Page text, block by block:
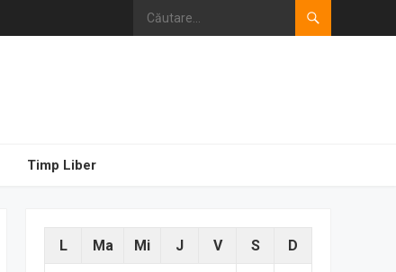
Timp Liber
L Ma Mi J V S D